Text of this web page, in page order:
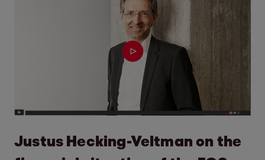
Justus Hecking-Veltman on the